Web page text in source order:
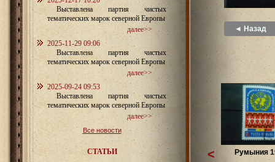
Выставлена партия чистых
тематических марок северной Европы
далее>>
2025-11-29 09:06
Выставлена партия чистых
тематических марок северной Европы
далее>>
2025-09-24 09:53
Выставлена партия чистых
тематических марок северной Европы
далее>>
Все новости
СТАТЬИ
◄ Назад
Румыния
<